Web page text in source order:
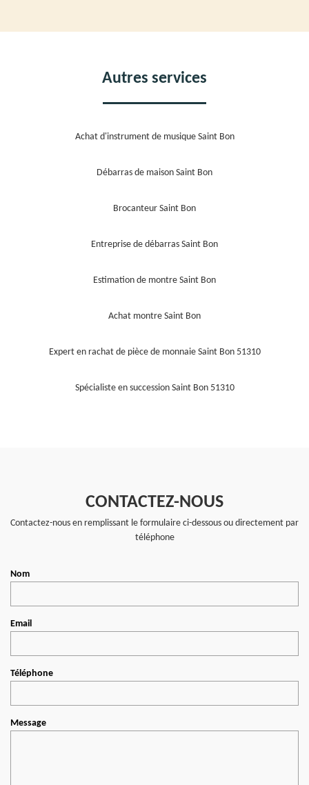
Autres services
Achat d'instrument de musique Saint Bon
Débarras de maison Saint Bon
Brocanteur Saint Bon
Entreprise de débarras Saint Bon
Estimation de montre Saint Bon
Achat montre Saint Bon
Expert en rachat de pièce de monnaie Saint Bon 51310
Spécialiste en succession Saint Bon 51310
CONTACTEZ-NOUS
Contactez-nous en remplissant le formulaire ci-dessous ou directement par
téléphone
Nom
Email
Téléphone
Message